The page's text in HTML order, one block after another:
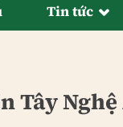
Tin tức
Tây